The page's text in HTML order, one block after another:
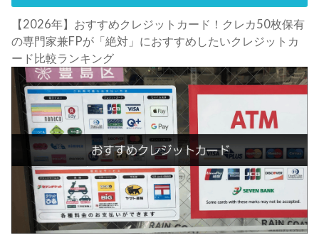
【2026年】おすすめクレジットカード！クレカ50枚保有
の専門家兼FPが「絶対」におすすめしたいクレジットカ
ード比較ランキング